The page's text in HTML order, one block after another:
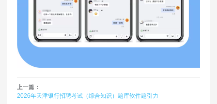
上一篇：
2026年天津银行招聘考试（综合知识）题库软件题引力